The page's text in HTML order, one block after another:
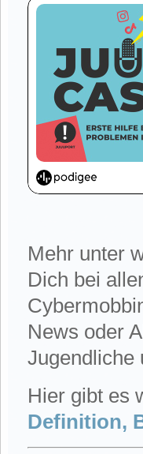
Mehr unter
Dich bei
News oder
Jugendliche
Hier gibt es
Definition,